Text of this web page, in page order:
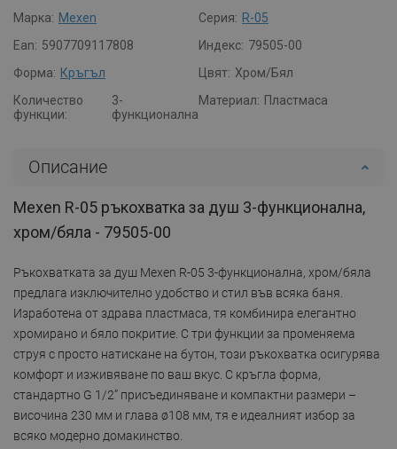
Марка: Mexen Серия: R-05
Ean: 5907709117808 Индекс: 79505-00
Форма: Кръгъл Цвят: Хром/Бял
Количество
функции:
3-
функционална
Материал: Пластмаса
Описание
Mexen R-05 ръкохватка за душ 3-функционална,
хром/бяла - 79505-00
Ръкохватката за душ Mexen R-05 3-функционална, хром/бяла
предлага изключително удобство и стил във всяка баня.
Изработена от здрава пластмаса, тя комбинира елегантно
хромирано и бяло покритие. С три функции за променяема
струя с просто натискане на бутон, този ръкохватка осигурява
комфорт и изживяване по ваш вкус. С кръгла форма,
стандартно G 1/2” присъединяване и компактни размери –
височина 230 мм и глава ø108 мм, тя е идеалният избор за
всяко модерно домакинство.